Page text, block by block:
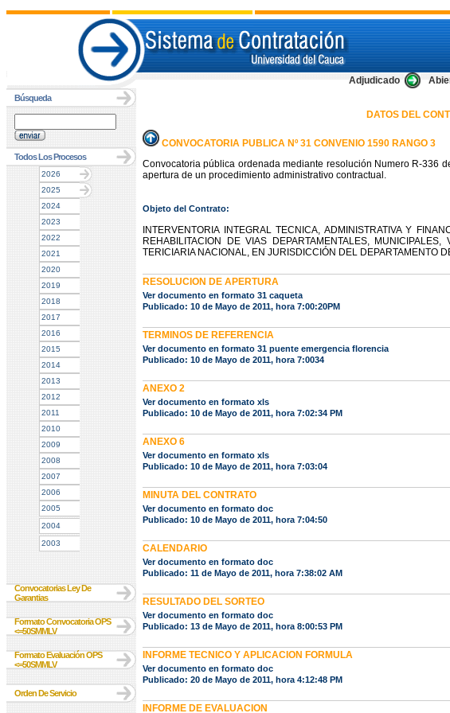
Adjudicado
Búsqueda
Todos Los Procesos
2026
2025
2024
2023
2022
2021
2020
2019
2018
2017
2016
2015
2014
2013
2012
2011
2010
2009
2008
2007
2006
2005
2004
2003
Convocatorias Ley De
Garantias
Formato Convocatoria OPS
<=50SMMLV
Formato Evaluación OPS
<=50SMMLV
Orden De Servicio
DATOS DEL
CONVOCATORIA PUBLICA Nº 31 CONVENIO 1590 RANGO 3
Convocatoria pública ordenada mediante resolución Numero R-336
apertura de un procedimiento administrativo contractual.
Objeto del Contrato:
INTERVENTORIA INTEGRAL TECNICA, ADMINISTRATIVA Y
REHABILITACION DE VIAS DEPARTAMENTALES,
TERICIARIA NACIONAL, EN JURISDICCIÓN DEL DEPARTAMENTO
RESOLUCION DE APERTURA
Ver documento en formato 31 caqueta
Publicado: 10 de Mayo de 2011, hora 7:00:20PM
TERMINOS DE REFERENCIA
Ver documento en formato 31 puente emergencia florencia
Publicado: 10 de Mayo de 2011, hora 7:0034
ANEXO 2
Ver documento en formato xls
Publicado: 10 de Mayo de 2011, hora 7:02:34 PM
ANEXO 6
Ver documento en formato xls
Publicado: 10 de Mayo de 2011, hora 7:03:04
MINUTA DEL CONTRATO
Ver documento en formato doc
Publicado: 10 de Mayo de 2011, hora 7:04:50
CALENDARIO
Ver documento en formato doc
Publicado: 11 de Mayo de 2011, hora 7:38:02 AM
RESULTADO DEL SORTEO
Ver documento en formato doc
Publicado: 13 de Mayo de 2011, hora 8:00:53 PM
INFORME TECNICO Y APLICACION FORMULA
Ver documento en formato doc
Publicado: 20 de Mayo de 2011, hora 4:12:48 PM
INFORME DE EVALUACION